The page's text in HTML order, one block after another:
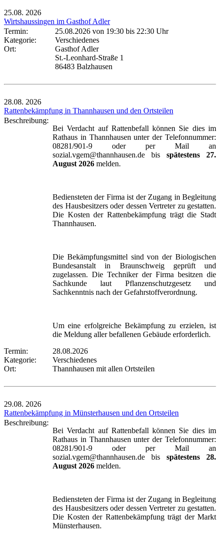
25.08. 2026
Wirtshaussingen im Gasthof Adler
Termin:
25.08.2026 von 19:30 bis 22:30 Uhr
Kategorie:
Verschiedenes
Ort:
Gasthof Adler
St.-Leonhard-Straße 1
86483 Balzhausen
28.08. 2026
Rattenbekämpfung in Thannhausen und den Ortsteilen
Beschreibung:
Bei Verdacht auf Rattenbefall können Sie dies im
Rathaus in Thannhausen unter der Telefonnummer:
08281/901-9 oder per Mail an
sozial.vgem@thannhausen.de bis spätestens 27.
August 2026 melden.
Bediensteten der Firma ist der Zugang in Begleitung
des Hausbesitzers oder dessen Vertreter zu gestatten.
Die Kosten der Rattenbekämpfung trägt die Stadt
Thannhausen.
Die Bekämpfungsmittel sind von der Biologischen
Bundesanstalt in Braunschweig geprüft und
zugelassen. Die Techniker der Firma besitzen die
Sachkunde laut Pflanzenschutzgesetz und
Sachkenntnis nach der Gefahrstoffverordnung.
Um eine erfolgreiche Bekämpfung zu erzielen, ist
die Meldung aller befallenen Gebäude erforderlich.
Termin:
28.08.2026
Kategorie:
Verschiedenes
Ort:
Thannhausen mit allen Ortsteilen
29.08. 2026
Rattenbekämpfung in Münsterhausen und den Ortsteilen
Beschreibung:
Bei Verdacht auf Rattenbefall können Sie dies im
Rathaus in Thannhausen unter der Telefonnummer:
08281/901-9 oder per Mail an
sozial.vgem@thannhausen.de bis spätestens 28.
August 2026 melden.
Bediensteten der Firma ist der Zugang in Begleitung
des Hausbesitzers oder dessen Vertreter zu gestatten.
Die Kosten der Rattenbekämpfung trägt der Markt
Münsterhausen.